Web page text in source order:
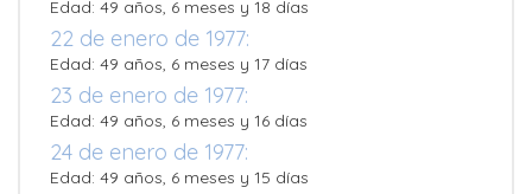
Edad: 49 años, 6 meses y 18 días
22 de enero de 1977:
Edad: 49 años, 6 meses y 17 días
23 de enero de 1977:
Edad: 49 años, 6 meses y 16 días
24 de enero de 1977:
Edad: 49 años, 6 meses y 15 días